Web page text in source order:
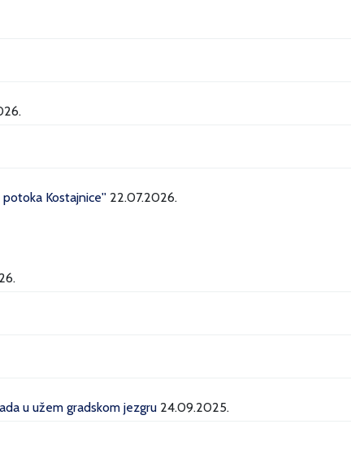
Kostajnice'' 22.07.2026.
u užem gradskom jezgru 24.09.2025.